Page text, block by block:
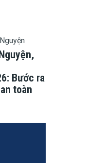
Bước ra
toàn